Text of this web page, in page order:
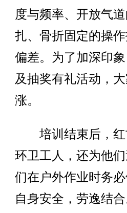
度与频率、开放气
扎、骨折固定的操
偏差。为了加深印
及抽奖有礼活动，
涨。
培训结束后，红
环卫工人，还为他
们在户外作业时务
自身安全，劳逸结